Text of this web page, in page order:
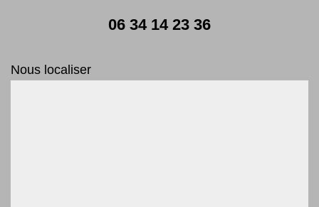
06 34 14 23 36
Nous localiser